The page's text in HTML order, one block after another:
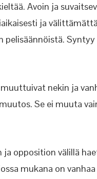
Avoin ja
ja
nekin ja
Se ei muuta
opposition välillä
mukana on